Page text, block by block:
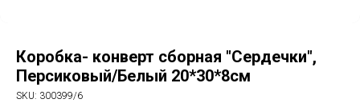
Коробка- конверт сборная "Сердечки",
Персиковый/Белый 20*30*8см
SKU: 300399/6